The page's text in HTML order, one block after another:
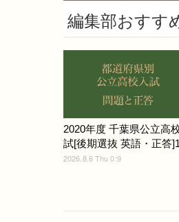
編集部おすす
2020年度 千葉県公立高
試[後期選抜 英語・正答
2026.8.6 Thu 0:9